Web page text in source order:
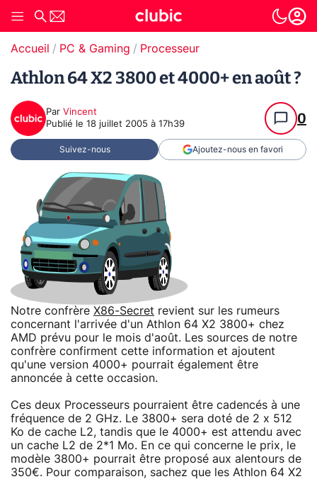
Accueil PC & Gaming Processeur
Athlon 64 X2 3800 et 4000+ en août ?
Par Vincent
Publié le 18 juillet 2005 à 17h39 0
Suivez-nous Ajoutez-nous en favori
Notre confrère X86-Secret revient sur les rumeurs
concernant l'arrivée d'un Athlon 64 X2 3800+ chez
AMD prévu pour le mois d'août. Les sources de notre
confrère confirment cette information et ajoutent
qu'une version 4000+ pourrait également être
annoncée à cette occasion.
Ces deux Processeurs pourraient être cadencés à une
fréquence de 2 GHz. Le 3800+ sera doté de 2 x 512
Ko de cache L2, tandis que le 4000+ est attendu avec
un cache L2 de 2*1 Mo. En ce qui concerne le prix, le
modèle 3800+ pourrait être proposé aux alentours de
350€. Pour comparaison, sachez que les Athlon 64 X2